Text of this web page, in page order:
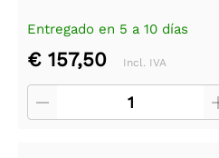
Entregado en 5 a 10 días
€ 157,50 Incl. IVA